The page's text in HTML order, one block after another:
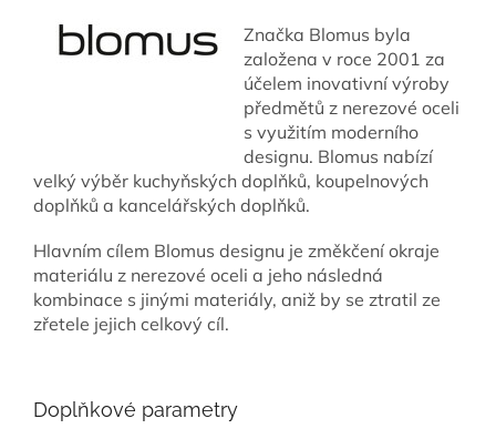
Značka Blomus byla
založena v roce 2001 za
účelem inovativní výroby
předmětů z nerezové oceli
s využitím moderního
designu. Blomus nabízí
velký výběr kuchyňských doplňků, koupelnových
doplňků a kancelářských doplňků.
Hlavním cílem Blomus designu je změkčení okraje
materiálu z nerezové oceli a jeho následná
kombinace s jinými materiály, aniž by se ztratil ze
zřetele jejich celkový cíl.
Doplňkové parametry